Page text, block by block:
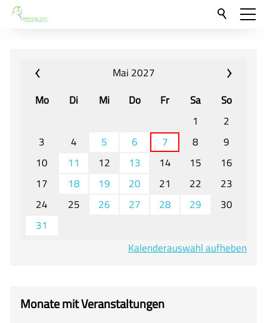
Neu hier?
Für Eltern und Schüler
Veranstaltungen und Termine
Unser Unterricht - Fachcurricula
Unsere Konzepte
Downloads
Unter-, Mittel und Oberstufe
Offener Ganztag
Mai 2027
Mo
Di Mi Do Fr Sa
So
1
2
3
4 5 6 7 8
9
10
11 12 13 14 15
16
17
18 19 20 21 22
23
24
25 26 27 28 29
30
31
Kalenderauswahl aufheben
Monate mit Veranstaltungen